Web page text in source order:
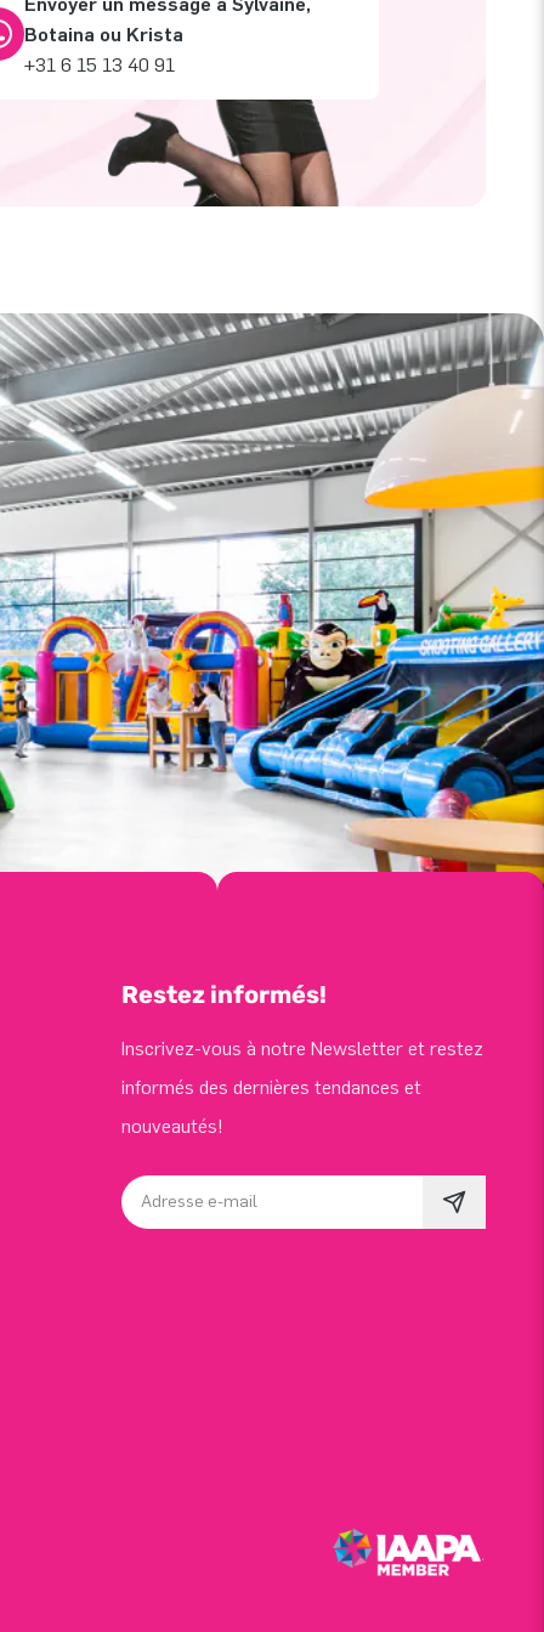
Botaina ou Krista
+31 6 15 13 40 91
Restez informés!
Inscrivez-vous à notre Newsletter et restez
informés des dernières tendances et
nouveautés!
Adresse e-mail